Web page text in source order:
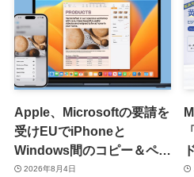
Apple、Microsoftの要請を
受けEUでiPhoneと
Windows間のコピー＆ペー
スト機能を提供へ
2026年8月4日